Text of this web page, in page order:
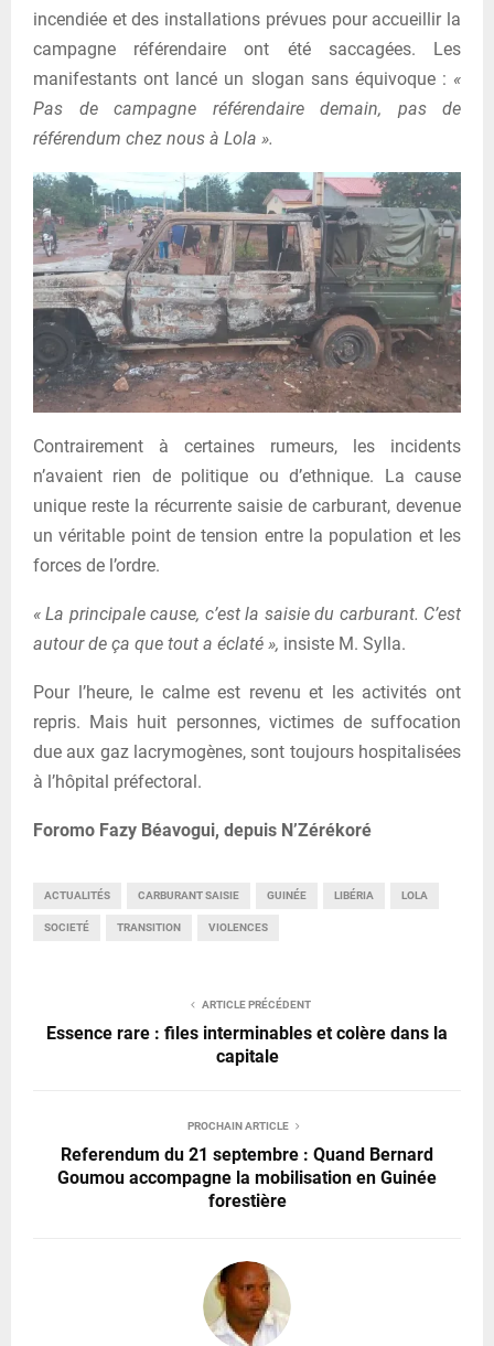
incendiée et des installations prévues pour accueillir la
campagne référendaire ont été saccagées. Les
manifestants ont lancé un slogan sans équivoque : «
Pas de campagne référendaire demain, pas de
référendum chez nous à Lola ».
Contrairement à certaines rumeurs, les incidents
n’avaient rien de politique ou d’ethnique. La cause
unique reste la récurrente saisie de carburant, devenue
un véritable point de tension entre la population et les
forces de l’ordre.
« La principale cause, c’est la saisie du carburant. C’est
autour de ça que tout a éclaté », insiste M. Sylla.
Pour l’heure, le calme est revenu et les activités ont
repris. Mais huit personnes, victimes de suffocation
due aux gaz lacrymogènes, sont toujours hospitalisées
à l’hôpital préfectoral.
Foromo Fazy Béavogui, depuis N’Zérékoré
ACTUALITÉS CARBURANT SAISIE GUINÉE LIBÉRIA LOLA
SOCIETÉ TRANSITION VIOLENCES
ARTICLE PRÉCÉDENT
Essence rare : files interminables et colère dans la
capitale
PROCHAIN ARTICLE
Referendum du 21 septembre : Quand Bernard
Goumou accompagne la mobilisation en Guinée
forestière